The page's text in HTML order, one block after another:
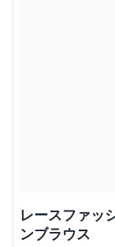
レースファッ
ンブラウス